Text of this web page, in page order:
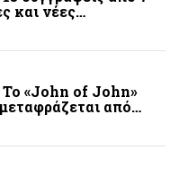
και νέες…
«John of John»
από…